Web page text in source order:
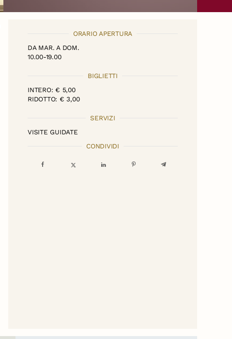
ORARIO APERTURA
DA MAR. A DOM.
10.00-19.00
BIGLIETTI
INTERO: € 5,00
RIDOTTO: € 3,00
SERVIZI
VISITE GUIDATE
CONDIVIDI